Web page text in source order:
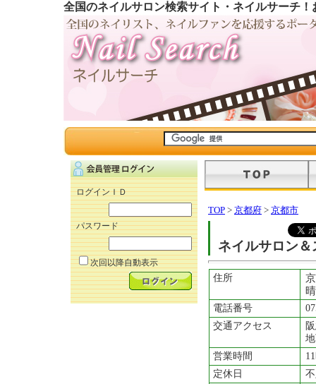
全国のネイルサロン検索サイト・ネイルサーチ
ログインＩＤ
パスワード
次回以降自動表示
TOP > 京都府 > 京都市
ネイルサロン
住所
電話番号
交通アクセス
営業時間
定休日